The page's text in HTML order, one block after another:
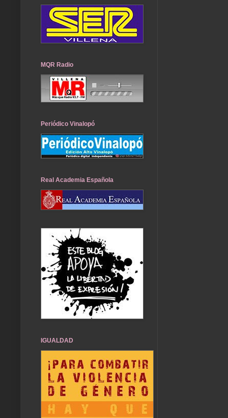
MQR Radio
Periódico Vinalopó
Real Academia Española
IGUALDAD